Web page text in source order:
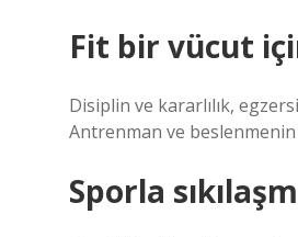
Fit bir vücut
Disiplin ve kararlılık,
Antrenman ve
Sporla